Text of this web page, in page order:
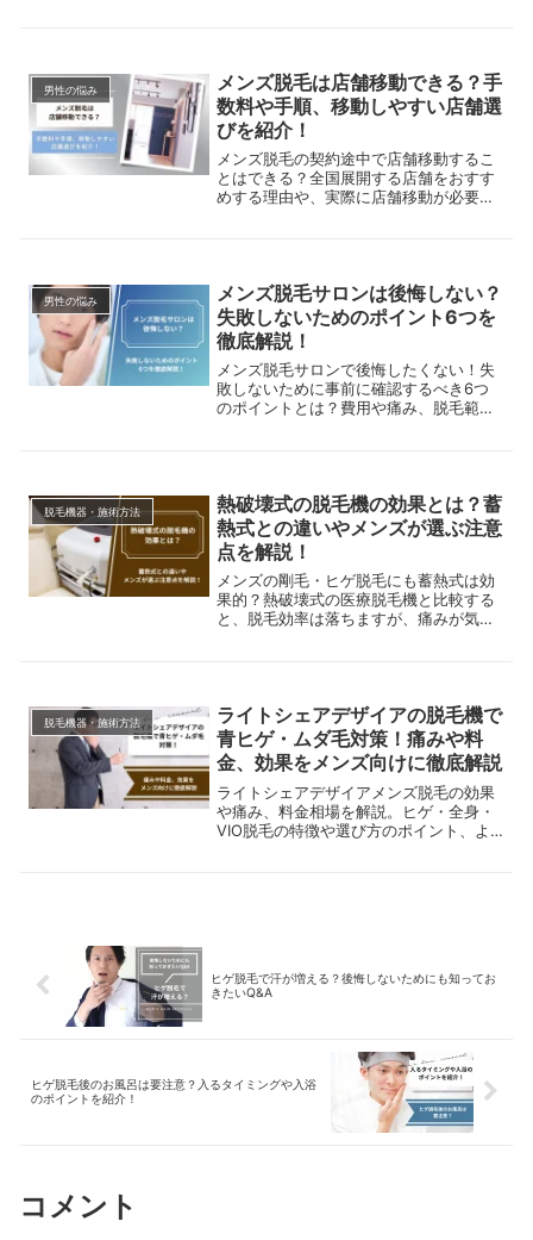
も紹介します。
男性の悩み
メンズ脱毛は店舗移動できる？手
数料や手順、移動しやすい店舗選
びを紹介！
メンズ脱毛の契約途中で店舗移動するこ
とはできる？全国展開する店舗をおすす
めする理由や、実際に店舗移動が必要な
環境でも移動しやすい店舗選びのコツを
男性の悩み
メンズ脱毛サロンは後悔しない？
失敗しないためのポイント6つを
徹底解説！
メンズ脱毛サロンで後悔したくない！失
敗しないために事前に確認するべき6つ
のポイントとは？費用や痛み、脱毛範
脱毛機器・施術方法
熱破壊式の脱毛機の効果とは？蓄
熱式との違いやメンズが選ぶ注意
点を解説！
メンズの剛毛・ヒゲ脱毛にも蓄熱式は効
果的？熱破壊式の医療脱毛機と比較する
と、脱毛効率は落ちますが、痛みが気に
る毛質・肌質・痛みの強さなどを解説し
脱毛機器・施術方法
ライトシェアデザイアの脱毛機で
青ヒゲ・ムダ毛対策！痛みや料
金、効果をメンズ向けに徹底解説
ライトシェアデザイアメンズ脱毛の効果
や痛み、料金相場を解説。ヒゲ・全身・
VIO脱毛の特徴や選び方のポイント、よ
ヒゲ脱毛で汗が増える？後悔しないためにも知ってお
きたいQ&A
ヒゲ脱毛後のお風呂は要注意？入るタイミングや入浴
のポイントを紹介！
コメント